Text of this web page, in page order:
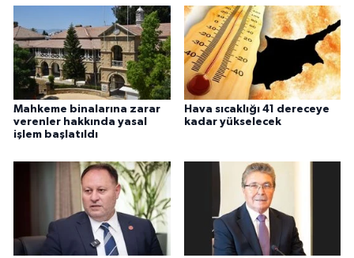
Mahkeme binalarına zarar
verenler hakkında yasal
işlem başlatıldı
Hava sıcaklığı 41 dereceye
kadar yükselecek